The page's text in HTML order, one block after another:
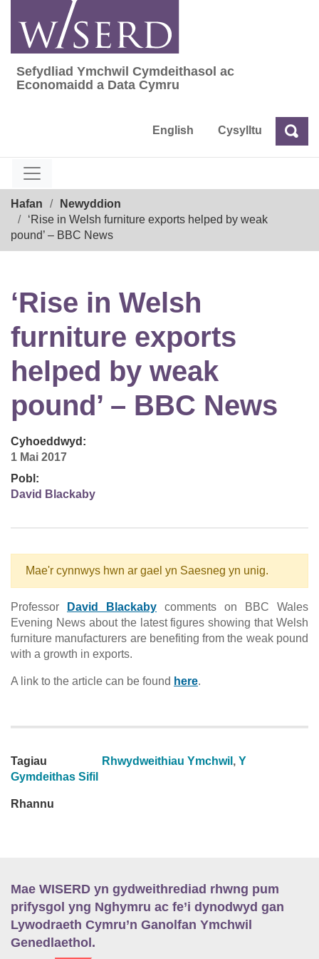
content
Sefydliad Ymchwil Cymdeithasol ac
Sefydliad Ymchwil Cymdeithasol ac
Economaidd a Data Cymru
English Cysylltu Chwilio
Hafan
Newyddion
‘Rise in Welsh furniture exports helped by weak
pound’ – BBC News
‘Rise in Welsh
furniture exports
helped by weak
pound’ – BBC News
Cyhoeddwyd:
1 Mai 2017
Pobl:
David Blackaby
Mae'r cynnwys hwn ar gael yn Saesneg yn unig.
Professor David Blackaby comments on BBC Wales
Evening News about the latest figures showing that Welsh
furniture manufacturers are benefiting from the weak pound
with a growth in exports.
A link to the article can be found here.
Tagiau Rhwydweithiau Ymchwil , Y
Gymdeithas Sifil
Rhannu
Mae WISERD yn gydweithrediad rhwng pum
prifysgol yng Nghymru ac fe’i dynodwyd gan
Lywodraeth Cymru’n Ganolfan Ymchwil
Genedlaethol.